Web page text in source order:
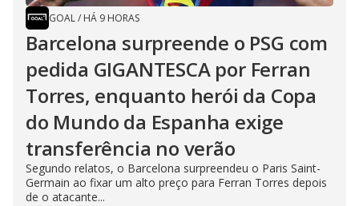
GOAL/ HÁ 9 HORAS
Barcelona surpreende o PSG com
pedida GIGANTESCA por Ferran
Torres, enquanto herói da Copa
do Mundo da Espanha exige
transferência no verão
Segundo relatos, o Barcelona surpreendeu o Paris Saint-
Germain ao fixar um alto preço para Ferran Torres depois
de o atacante...